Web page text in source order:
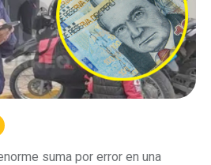
suma por error en una